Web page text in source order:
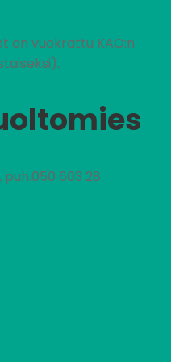
on vuokrattu KAO:n
603 28